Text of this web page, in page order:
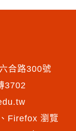
合路300號
3702
Firefox 瀏覽